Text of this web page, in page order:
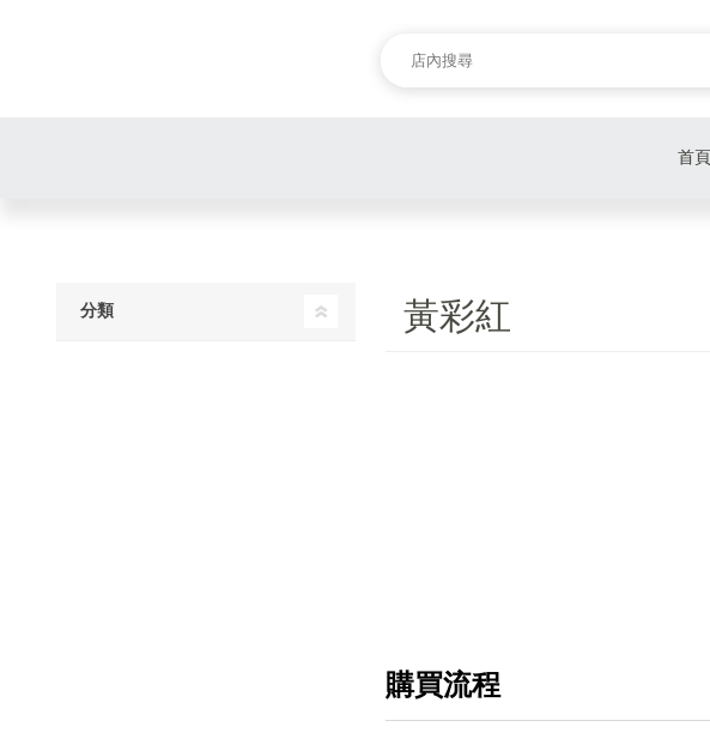
首頁
黃彩紅
購買流程
分類